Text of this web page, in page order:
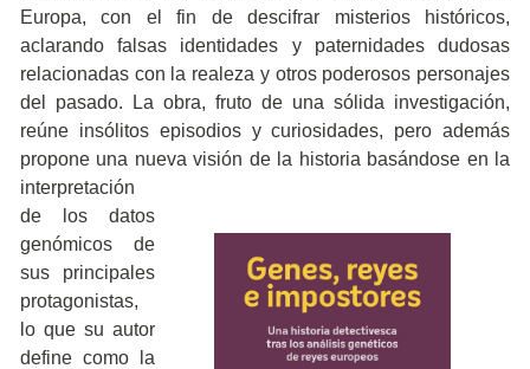
Europa, con el fin de descifrar misterios históricos,
aclarando falsas identidades y paternidades dudosas
relacionadas con la realeza y otros poderosos personajes
del pasado. La obra, fruto de una sólida investigación,
reúne insólitos episodios y curiosidades, pero además
propone una nueva visión de la historia basándose en la
interpretación
de los datos
genómicos de
sus principales
protagonistas,
lo que su autor
define como la